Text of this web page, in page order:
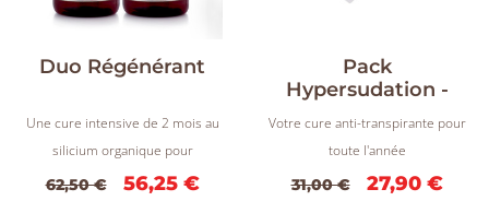
Duo Régénérant
Une cure intensive de 2 mois au
silicium organique pour
retrouver énergie, vitalité et
62,50 € 56,25 €
Pack
Hypersudation -
Votre cure anti-transpirante pour
toute l'année
31,00 € 27,90 €